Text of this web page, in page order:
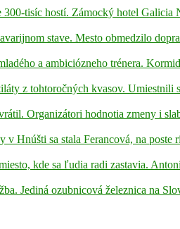
tisíc hostí. Zámocký hotel
stave. Mesto obmedzilo
a ambiciózneho trénera.
z tohtoročných kvasov.
Organizátori hodnotia zmeny i
v Hnúšti sa stala Ferancová, na
kde sa ľudia radi zastavia.
Jediná ozubnicová železnica na